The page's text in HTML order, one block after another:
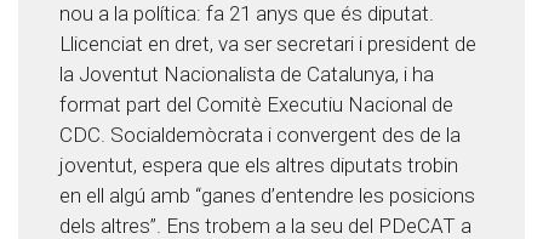
nou a la política: fa 21 anys que és diputat.
Llicenciat en dret, va ser secretari i president de
la Joventut Nacionalista de Catalunya, i ha
format part del Comitè Executiu Nacional de
CDC. Socialdemòcrata i convergent des de la
joventut, espera que els altres diputats trobin
en ell algú amb “ganes d’entendre les posicions
dels altres”. Ens trobem a la seu del PDeCAT a